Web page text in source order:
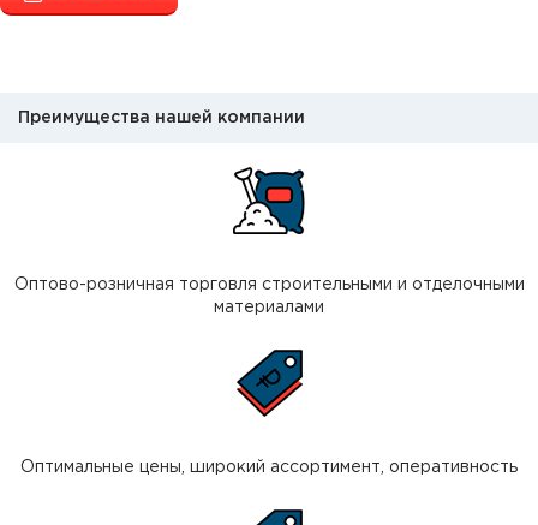
Преимущества нашей компании
Оптово-розничная торговля строительными и отделочными
материалами
Оптимальные цены, широкий ассортимент, оперативность